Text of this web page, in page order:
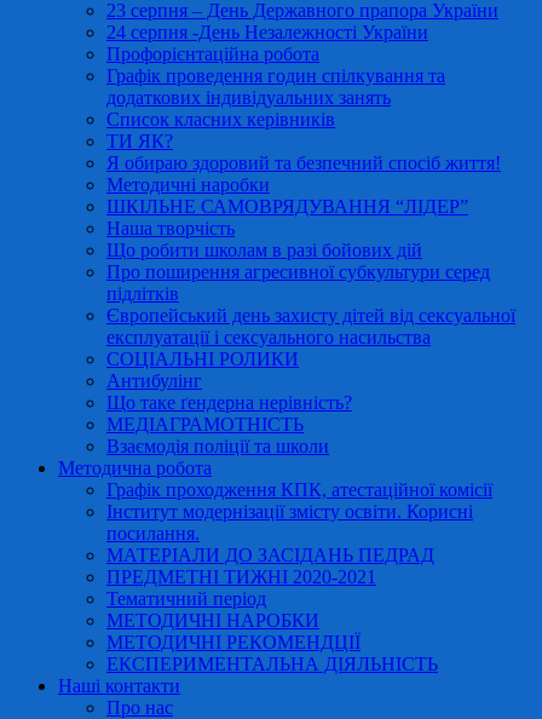
23 серпня – День Державного прапора України
24 серпня -День Незалежності України
Профорієнтаційна робота
Графік проведення годин спілкування та
додаткових індивідуальних занять
Список класних керівників
ТИ ЯК?
Я обираю здоровий та безпечний спосіб життя!
Методичні наробки
ШКІЛЬНЕ САМОВРЯДУВАННЯ “ЛІДЕР”
Наша творчість
Що робити школам в разі бойових дій
Про поширення агресивної субкультури серед
підлітків
Європейський день захисту дітей від сексуальної
експлуатації і сексуального насильства
СОЦІАЛЬНІ РОЛИКИ
Антибулінг
Що таке ґендерна нерівність?
МЕДІАГРАМОТНІСТЬ
Взаємодія поліції та школи
Методична робота
Графік проходження КПК, атестаційної комісії
Інститут модернізації змісту освіти. Корисні
посилання.
МАТЕРІАЛИ ДО ЗАСІДАНЬ ПЕДРАД
ПРЕДМЕТНІ ТИЖНІ 2020-2021
Тематичний період
МЕТОДИЧНІ НАРОБКИ
МЕТОДИЧНІ РЕКОМЕНДЦІЇ
ЕКСПЕРИМЕНТАЛЬНА ДІЯЛЬНІСТЬ
Наші контакти
Про нас